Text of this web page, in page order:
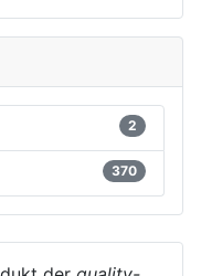
2
370